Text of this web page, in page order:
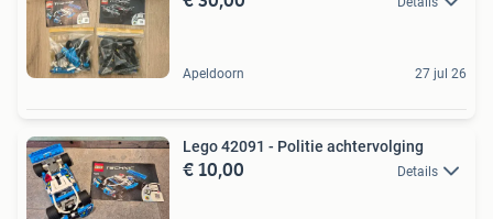
Apeldoorn 27 jul 26
Lego 42091 - Politie achtervolging
€ 10,00 Details